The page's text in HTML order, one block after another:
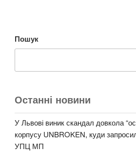
Пошук
Останні новини
У Львові виник скандал довкола
корпусу UNBROKEN, куди
УПЦ МП